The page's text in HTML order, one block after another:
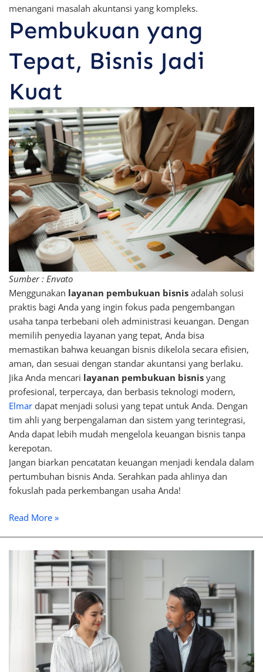
menangani masalah akuntansi yang kompleks.
Pembukuan yang
Tepat, Bisnis Jadi
Kuat
Sumber : Envato
Menggunakan layanan pembukuan bisnisadalah solusi
praktis bagi Anda yang ingin fokus pada pengembangan
usaha tanpa terbebani oleh administrasi keuangan. Dengan
memilih penyedia layanan yang tepat, Anda bisa
memastikan bahwa keuangan bisnis dikelola secara efisien,
aman, dan sesuai dengan standar akuntansi yang berlaku.
Jika Anda mencari layanan pembukuan bisnisyang
profesional, terpercaya, dan berbasis teknologi modern,
Elmardapat menjadi solusi yang tepat untuk Anda. Dengan
tim ahli yang berpengalaman dan sistem yang terintegrasi,
Anda dapat lebih mudah mengelola keuangan bisnis tanpa
kerepotan.
Jangan biarkan pencatatan keuangan menjadi kendala dalam
pertumbuhan bisnis Anda. Serahkan pada ahlinya dan
fokuslah pada perkembangan usaha Anda!
Read More »
Kriteria
Penting
Akuntansi
Perusahaan